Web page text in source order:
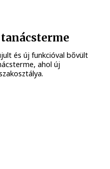
és új funkcióval bővült
ahol új